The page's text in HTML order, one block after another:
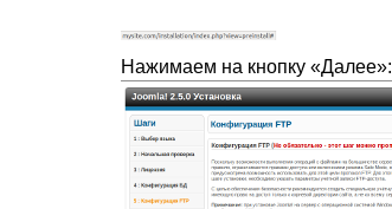
Нажимаем на кнопку «Далее»: